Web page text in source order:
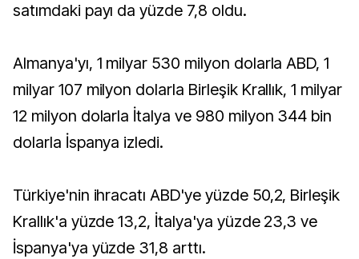
satımdaki payı da yüzde 7,8 oldu.
Almanya'yı, 1 milyar 530 milyon dolarla ABD, 1
milyar 107 milyon dolarla Birleşik Krallık, 1 milyar
12 milyon dolarla İtalya ve 980 milyon 344 bin
dolarla İspanya izledi.
Türkiye'nin ihracatı ABD'ye yüzde 50,2, Birleşik
Krallık'a yüzde 13,2, İtalya'ya yüzde 23,3 ve
İspanya'ya yüzde 31,8 arttı.